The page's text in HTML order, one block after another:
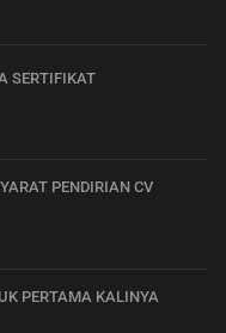
SERTIFIKAT
PENDIRIAN CV
PERTAMA KALINYA